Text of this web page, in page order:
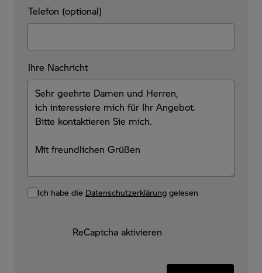
Telefon (optional)
Ihre Nachricht
Ich habe die Datenschutzerklärung gelesen
ReCaptcha aktivieren